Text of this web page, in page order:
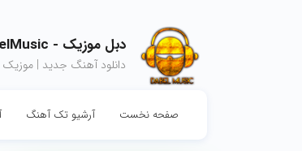
دبل موزیک - DabelMusic
دانلود آهنگ جدید |
صفحه نخست آرشیو تک آهنگ